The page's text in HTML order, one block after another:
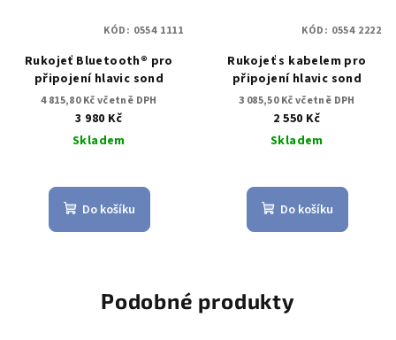
Rukojeť Bluetooth® pro
připojení hlavic sond
4 815,80 Kč včetně DPH
3 980 Kč
Skladem
Do košíku
KÓD: 0554 1111
Rukojeť s kabelem pro
připojení hlavic sond
3 085,50 Kč včetně DPH
2 550 Kč
Skladem
Do košíku
KÓD: 0554 2222
Podobné produkty